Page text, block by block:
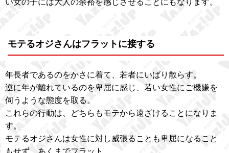
モテるオジさんはフラットに接する
年長者であるのをかさに着て、若者にいばり散らす。
逆に年が離れているのを卑屈に感じ、若い女性にご機嫌を
伺うような態度を取る。
これらの行動は、どちらもモテから遠ざけることになりま
す。
モテるオジさんは女性に対し威張ることも卑屈になること
もせず、あくまでフラット。